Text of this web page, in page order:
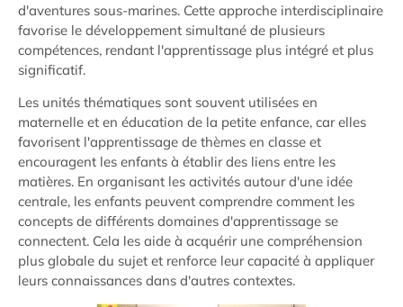
d'aventures sous-marines. Cette approche interdisciplinaire
favorise le développement simultané de plusieurs
compétences, rendant l'apprentissage plus intégré et plus
significatif.
Les unités thématiques sont souvent utilisées en
maternelle et en éducation de la petite enfance, car elles
favorisent l'apprentissage de thèmes en classe et
encouragent les enfants à établir des liens entre les
matières. En organisant les activités autour d'une idée
centrale, les enfants peuvent comprendre comment les
concepts de différents domaines d'apprentissage se
connectent. Cela les aide à acquérir une compréhension
plus globale du sujet et renforce leur capacité à appliquer
leurs connaissances dans d'autres contextes.